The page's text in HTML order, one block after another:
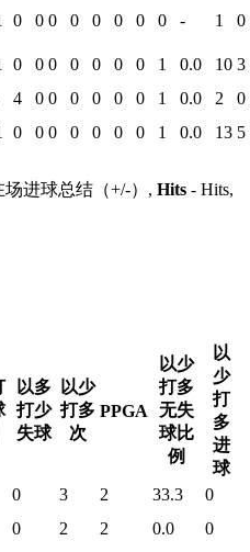
0 0 0 0 0 0 0 0 - 1 0
0 0 0 0 0 0 0 1 0.0 10 3
4 0 0 0 0 0 0 1 0.0 2
0
0 0 0 0 0 0 0 1 0.0 13 5
场进球总结（+/-）, Hits - Hits,
以多
打少
失球
以少
打多
次
PPGA
以少
打多
无失
球比
例
以
少
打
多
进
球
0 3 2 33.3
0
0 2 2 0.0
0